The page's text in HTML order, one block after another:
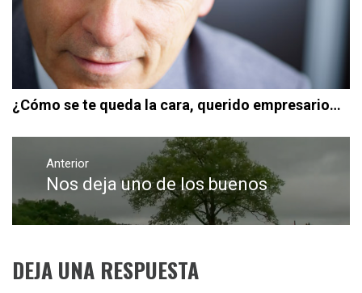
¿Cómo se te queda la cara, querido empresario…
Navegación
entradas
Anterior
Entrada
anterior:
Nos deja uno de los buenos
DEJA UNA RESPUESTA